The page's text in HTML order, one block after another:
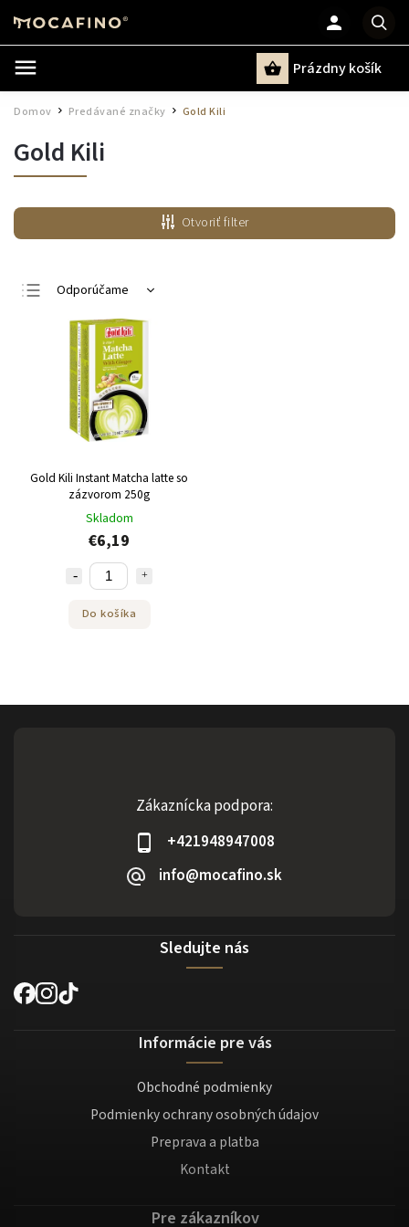
Prázdny košík
Domov Predávané značky Gold Kili
Gold Kili
Otvoriť filter
Odporúčame
Najlacnejšie
Najdrahšie
Najpredávanejšie
Abecedne
Gold Kili Instant Matcha latte so
zázvorom 250g
Skladom
€6,19
Do košíka
Zákaznícka podpora:
+421948947008
info@mocafino.sk
Sledujte nás
Informácie pre vás
Obchodné podmienky
Podmienky ochrany osobných údajov
Preprava a platba
Kontakt
Pre zákazníkov